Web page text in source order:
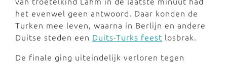
het evenwel geen antwoord. Daar konden de
Turken mee leven, waarna in Berlijn en andere
Duitse steden een Duits-Turks feest losbrak.
De finale ging uiteindelijk verloren tegen